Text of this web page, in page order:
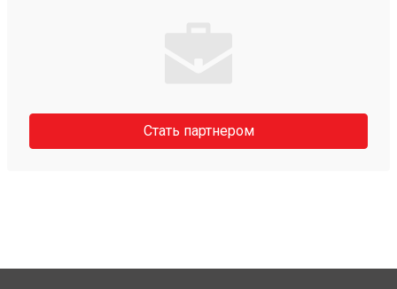
Стать партнером